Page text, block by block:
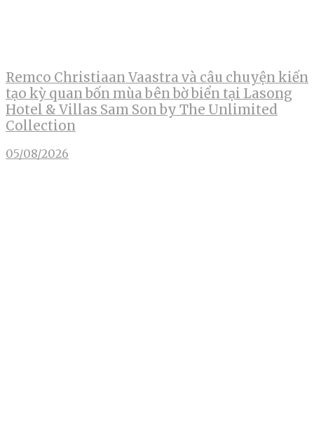
Remco Christiaan Vaastra và câu chuyện kiến
tạo kỳ quan bốn mùa bên bờ biển tại Lasong
Hotel & Villas Sam Son by The Unlimited
Collection
05/08/2026